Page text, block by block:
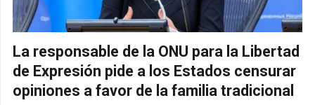
La responsable de la ONU para la Libertad
de Expresión pide a los Estados censurar
opiniones a favor de la familia tradicional